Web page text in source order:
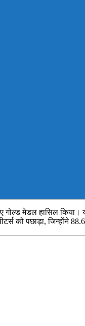
मेडल हासिल किया।
को पछाड़ा, जिन्होंने